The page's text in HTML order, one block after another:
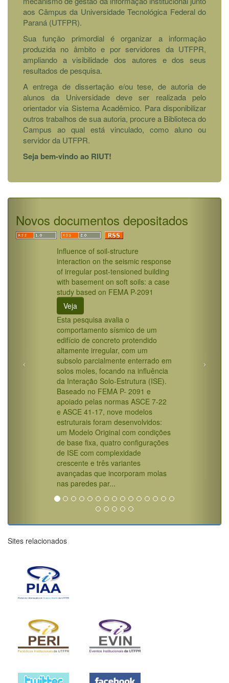
aos Câmpus da Universidade Tecnológica Federal do
Paraná (UTFPR).
Sua função primordial é organizar a informação
produzida no âmbito e por servidores da UTFPR,
ampliando a visibilidade dos autores e dos seus
resultados de pesquisa.
A entrega de dissertação e/ou tese, de autoria de
alunos da Universidade deve ser realizada pelo
orientador via Sistema Acadêmico. Para disponibilizar
outros trabalhos de sua autoria, procure a Biblioteca do
Campus ao qual está vinculado, como aluno ou
servidor da UTFPR.
Seja bem-vindo ao RIUT!
Novos documentos depositados
Influence of soil-structure
interaction on the seismic response
of irregular post-tensioned building
with basement on soft soils: a case
study based on FEMA P-2091
Veja
Esta pesquisa avalia o
comportamento sísmico de um
edifício de concreto protendido
altamente irregular, com um
subsolo parcialmente enterrado em
solos moles, focando na influência
da Interação Solo-Estrutura (ISE).
Baseado no FEMA P- 2091 e
apoiado pelas normas ASCE 7-22
e ASCE 41-17, nove modelos
estruturais foram desenvolvidos:
um Modelo Original com condições
de base fixa, quatro configurações
de ISE com complexidade
crescente e três variantes
avançadas que incorporam molas
nas paredes par...
Sites relacionados